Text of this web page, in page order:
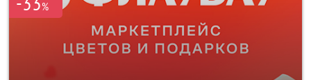
%